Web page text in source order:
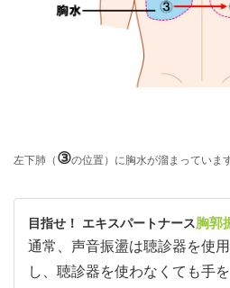
左下肺（ ③の位置）に胸水が溜まっています
目指せ！ エキスパートナース胸郭
通常、声音振盪は聴診器を使
し、聴診器を使わなくても手